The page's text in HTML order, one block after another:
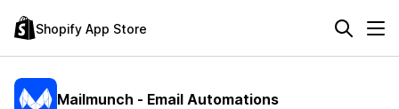
Shopify App Store
Mailmunch ‑ Email Automations